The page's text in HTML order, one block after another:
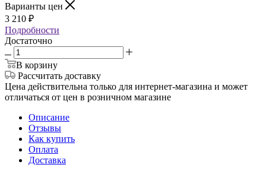
Варианты цен
3 210 ₽
Подробности
Достаточно
В корзину
Рассчитать доставку
Цена действительна только для интернет-магазина и может
отличаться от цен в розничном магазине
Описание
Отзывы
Как купить
Оплата
Доставка